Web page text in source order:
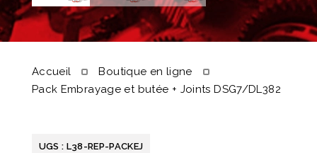
Accueil
Boutique en ligne
Pack Embrayage et butée + Joints DSG7/DL382
UGS : L38-REP-PACKEJ